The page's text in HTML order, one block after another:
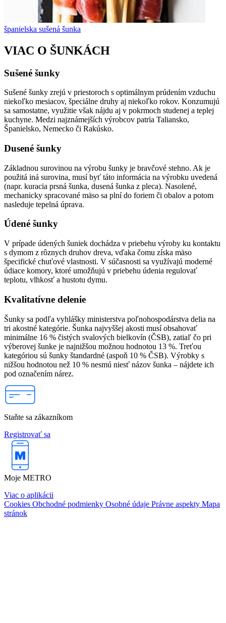
španielska sušená šunka
VIAC O ŠUNKÁCH
Sušené šunky
Sušené šunky zrejú v priestoroch s optimálnym prúdením vzduchu
niekoľko mesiacov, špeciálne druhy aj niekoľko rokov. Konzumujú
sa samostatne, využitie však nájdu aj v pokrmoch studenej a teplej
kuchyne. Medzi najznámejších výrobcov patria Taliansko,
Španielsko, Nemecko či Rakúsko.
Dusené šunky
Základnou surovinou na výrobu šunky je bravčové stehno. Ak je
použitá iná surovina, musí byť táto informácia na výrobku uvedená
(napr. kuracia prsná šunka, dusená šunka z pleca). Nasolené,
mechanicky spracované mäso sa plní do foriem či obalov a potom
nasleduje tepelná úprava.
Údené šunky
V prípade údených šuniek dochádza v priebehu výroby ku kontaktu
s dymom z rôznych druhov dreva, vďaka čomu získa mäso
špecifické chuťové vlastnosti. V súčasnosti sa využívajú moderné
údiace komory, ktoré umožňujú v priebehu údenia regulovať
teplotu, vlhkosť a hustotu dymu.
Kvalitatívne delenie
Šunky sa podľa vyhlášky ministerstva poľnohospodárstva delia na
tri akostné kategórie. Šunka najvyššej akosti musí obsahovať
minimálne 16 % čistých svalových bielkovín (ČSB), zatiaľ čo pri
výberovej šunke je najnižšou možnou hodnotou 13 %. Treťou
kategóriou sú šunky štandardné (aspoň 10 % ČSB). Výrobky s
nižšou hodnotou než 10 % nesmú niesť názov šunka – nájdete ich
pod označením nárez.
Staňte sa zákazníkom
Registrovať sa
Moje METRO
Viac o aplikácii
Cookies Obchodné podmienky Osobné údaje Právne aspekty Mapa
stránok